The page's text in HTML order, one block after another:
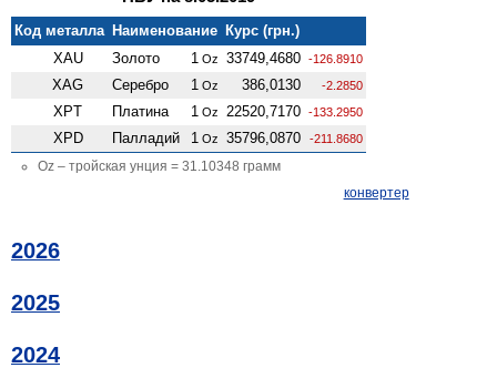
Код металла Наименование Курс (грн.)
XAU
Золото 1 Oz 33749,4680 -126.8910
XAG Серебро 1 Oz 386,0130 -2.2850
XPT Платина 1 Oz 22520,7170 -133.2950
XPD Палладий 1 Oz 35796,0870 -211.8680
Oz – тройская унция = 31.10348 грамм
конвертер
2026
2025
2024